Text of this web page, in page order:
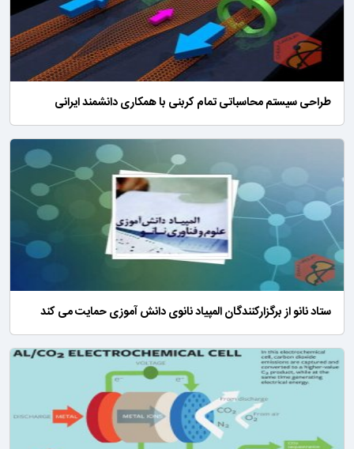
طراحی سیستم محاسباتی تمام کربنی با همکاری دانشمند ایرانی
ستاد نانو از برگزارکنندگان المپیاد نانوی دانش آموزی حمایت می کند